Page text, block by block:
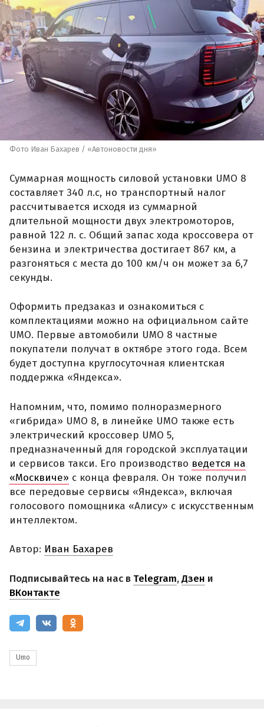
Фото Иван Бахарев / «Автоновости дня»
Суммарная мощность силовой установки UMO 8
составляет 340 л.с, но транспортный налог
рассчитывается исходя из суммарной
длительной мощности двух электромоторов,
равной 122 л. с. Общий запас хода кроссовера от
бензина и электричества достигает 867 км, а
разгоняться с места до 100 км/ч он может за 6,7
секунды.
Оформить предзаказ и ознакомиться с
комплектациями можно на официальном сайте
UMO. Первые автомобили UMO 8 частные
покупатели получат в октябре этого года. Всем
будет доступна круглосуточная клиентская
поддержка «Яндекса».
Напомним, что, помимо полноразмерного
«гибрида» UMO 8, в линейке UMO также есть
электрический кроссовер UMO 5,
предназначенный для городской эксплуатации
и сервисов такси. Его производство ведется на
«Москвиче» с конца февраля. Он тоже получил
все передовые сервисы «Яндекса», включая
голосового помощника «Алису» с искусственным
интеллектом.
Автор: Иван Бахарев
Подписывайтесь на нас в Telegram,Дзен и
ВКонтакте
Umo